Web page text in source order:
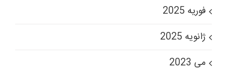
فوریه 2025
ژانویه 2025
می 2023